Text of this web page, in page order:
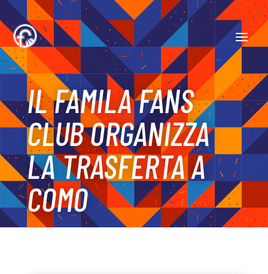
IL FAMILA FANS
CLUB ORGANIZZA
LA TRASFERTA A
COMO